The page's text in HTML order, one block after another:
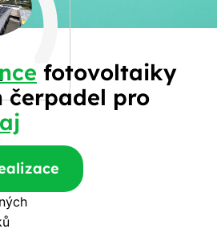
fotovoltaiky
čerpadel pro